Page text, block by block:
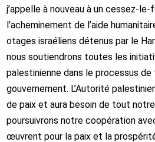
j’appelle à nouveau à un cessez-le-
l’acheminement de l’aide
otages israéliens détenus par le
nous soutiendrons toutes les
palestinienne dans le processus de
gouvernement. L’Autorité
de paix et aura besoin de tout
poursuivrons notre coopération
œuvrent pour la paix et la